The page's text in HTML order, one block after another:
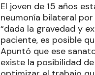
El joven de 15 años
neumonía bilateral
“dada la gravedad y
paciente, es posible
Apuntó que ese
existe la posibilidad